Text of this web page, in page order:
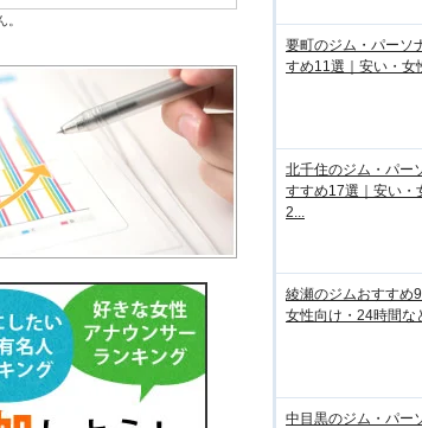
要町のジム・パーソ
すめ11選｜安い・女
北千住のジム・パー
すすめ17選｜安い・
2...
綾瀬のジムおすすめ9
女性向け・24時間な
中目黒のジム・パー